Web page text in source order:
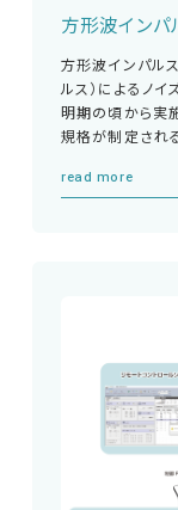
方形波インパ
方形波インパル
ルス）によるノ
明期の頃から実
規格が制定され
read more